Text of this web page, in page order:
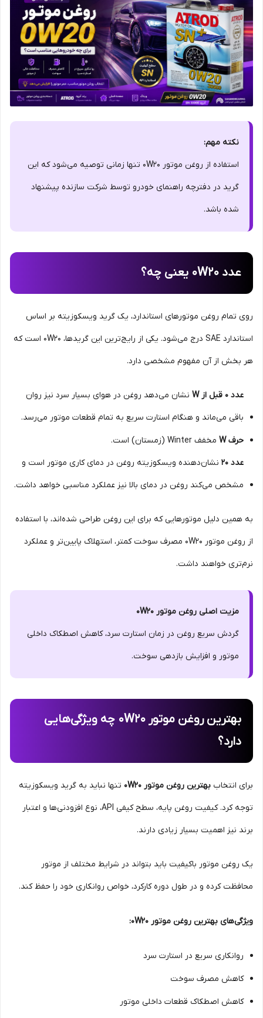
نکته مهم:
استفاده از روغن موتور 0W20 تنها زمانی توصیه می‌شود که این
گرید در دفترچه راهنمای خودرو توسط شرکت سازنده پیشنهاد
شده باشد.
عدد 0W20 یعنی چه؟
روی تمام روغن موتورهای استاندارد، یک گرید ویسکوزیته بر اساس
استاندارد SAE درج می‌شود. یکی از رایج‌ترین این گریدها، 0W20 است که
هر بخش از آن مفهوم مشخصی دارد.
عدد 0 قبل از W
نشان می‌دهد روغن در هوای بسیار سرد نیز روان
باقی می‌ماند و هنگام استارت سریع به تمام قطعات موتور می‌رسد.
حرف W
مخفف Winter (زمستان) است.
عدد 20
نشان‌دهنده ویسکوزیته روغن در دمای کاری موتور است و
مشخص می‌کند روغن در دمای بالا نیز عملکرد مناسبی خواهد داشت.
به همین دلیل موتورهایی که برای این روغن طراحی شده‌اند، با استفاده
از روغن موتور 0W20 مصرف سوخت کمتر، استهلاک پایین‌تر و عملکرد
نرم‌تری خواهند داشت.
مزیت اصلی روغن موتور 0W20
گردش سریع روغن در زمان استارت سرد، کاهش اصطکاک داخلی
موتور و افزایش بازدهی سوخت.
بهترین روغن موتور 0W20 چه ویژگی‌هایی
دارد؟
برای انتخاب بهترین روغن موتور 0W20
تنها نباید به گرید ویسکوزیته
توجه کرد. کیفیت روغن پایه، سطح کیفی API، نوع افزودنی‌ها و اعتبار
برند نیز اهمیت بسیار زیادی دارند.
یک روغن موتور باکیفیت باید بتواند در شرایط مختلف از موتور
محافظت کرده و در طول دوره کارکرد، خواص روانکاری خود را حفظ کند.
ویژگی‌های بهترین روغن موتور 0W20:
روانکاری سریع در استارت سرد
کاهش مصرف سوخت
کاهش اصطکاک قطعات داخلی موتور